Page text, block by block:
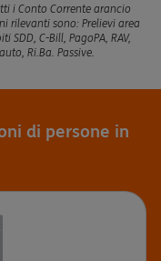
i Conto Corrente arancio
rilevanti sono: Prelievi area
C-Bill, PagoPA, RAV,
Ri.Ba. Passive.​
di persone in